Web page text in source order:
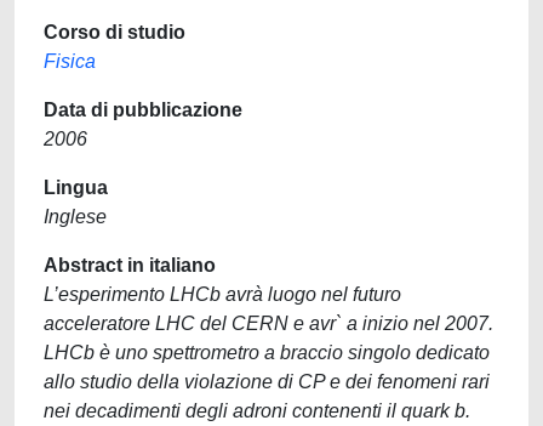
Corso di studio
Fisica
Data di pubblicazione
2006
Lingua
Inglese
Abstract in italiano
L’esperimento LHCb avrà luogo nel futuro
acceleratore LHC del CERN e avr` a inizio nel 2007.
LHCb è uno spettrometro a braccio singolo dedicato
allo studio della violazione di CP e dei fenomeni rari
nei decadimenti degli adroni contenenti il quark b.